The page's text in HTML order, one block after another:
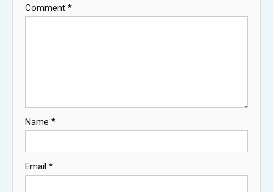
Comment *
Name *
Email *